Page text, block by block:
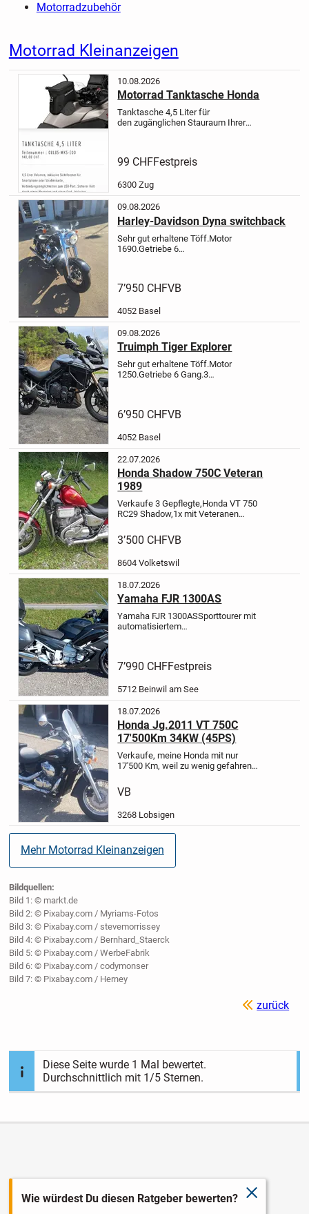
Motorradzubehör
Motorrad Kleinanzeigen
10.08.2026
Motorrad Tanktasche Honda
Tanktasche 4,5 Liter für
den zugänglichen Stauraum Ihrer
Sicherungsgurten mit
99 CHFFestpreis
6300 Zug
09.08.2026
Harley-Davidson Dyna switchback
Sehr gut erhaltene Töff.Motor
1690.Getriebe 6
MFK bis 27.08.2027
7’950 CHFVB
4052 Basel
09.08.2026
Truimph Tiger Explorer
Sehr gut erhaltene Töff.Motor
1250.Getriebe 6 Gang.3
und Sitz Heizung. Extra 2 Windschuld
6’950 CHFVB
4052 Basel
22.07.2026
Honda Shadow 750C Veteran
1989
Verkaufe 3 Gepflegte,Honda VT 750
RC29 Shadow,1x mit Veteranen
Sturzbügel in Rot. Alle Service
gemacht! Sofort Fahrbereit nur
2025.Veteranen MFK...
3’500 CHFVB
8604 Volketswil
18.07.2026
Yamaha FJR 1300AS
Yamaha FJR 1300ASSporttourer mit
automatisiertem
unfallfrei und weist keine Mängel
7’990 CHFFestpreis
5712 Beinwil am See
18.07.2026
Honda Jg.2011 VT 750C
17'500Km 34KW (45PS)
Verkaufe, meine Honda mit nur
17'500 Km, weil zu wenig gefahren
mit Kardanantrieb
Windfangscheibe, Koffer für 1 Helm,
gefährliche...
VB
3268 Lobsigen
Mehr Motorrad Kleinanzeigen
Bildquellen:
Bild 1: © markt.de
Bild 2: © Pixabay.com / Myriams-Fotos
Bild 3: © Pixabay.com / stevemorrissey
Bild 4: © Pixabay.com / Bernhard_Staerck
Bild 5: © Pixabay.com / WerbeFabrik
Bild 6: © Pixabay.com / codymonser
Bild 7: © Pixabay.com / Herney
zurück
Diese Seite wurde 1 Mal bewertet.
Durchschnittlich mit 1/5 Sternen.
schließen
Wie würdest Du diesen Ratgeber bewerten?